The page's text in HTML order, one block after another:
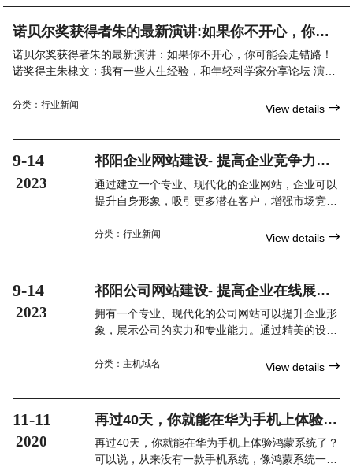
顾问人员，均具有相关的从
业资格证书，高级会计师、
会计师、税务师、中国总会
并严格按照国家有关主管部
务操作，同时根据用户的具
体情况如行业、规模、业务
特点等，提供更具有针对
诺贝尔奖获得者朱的最新演讲:如果你不开心，你可
能会走错路！
诺贝尔奖获得者朱的最新演讲：如果你不开心，你可能会走错路！
诺奖得主朱棣文：我有一些人生经验，和年轻科学家分享论坛 演讲
分类： 行业新闻 View details 
9-14
2023
祁阳企业网站建设- 提高企业竞争力的
重要一步
通过建立一个专业、现代化的企业网站，企业可以
提升自身形象，吸引更多潜在客户，增强市场竞争
并给出一些实用的建议。
分类： 行业新闻 View details 
9-14
2023
祁阳公司网站建设- 提高企业在线展示
和市场竞争力的重要战略
拥有一个专业、现代化的公司网站可以提升企业形
象，展示公司的实力和专业能力。通过精美的设
可以向潜在客户传递出可靠、专业的形象，从而赢
分类： 主机域名 View details 
11-11
2020
再过40天，你就能在华为手机上体验鸿
蒙系统了？
再过40天，你就能在华为手机上体验鸿蒙系统了？
可以说，从来没有一款手机系统，像鸿蒙系统一